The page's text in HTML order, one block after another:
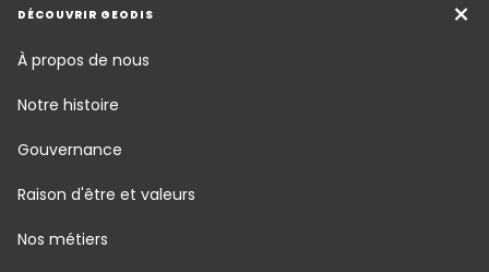
DÉCOUVRIR GEODIS
À propos de nous
Notre histoire
Gouvernance
Raison d'être et valeurs
Nos métiers